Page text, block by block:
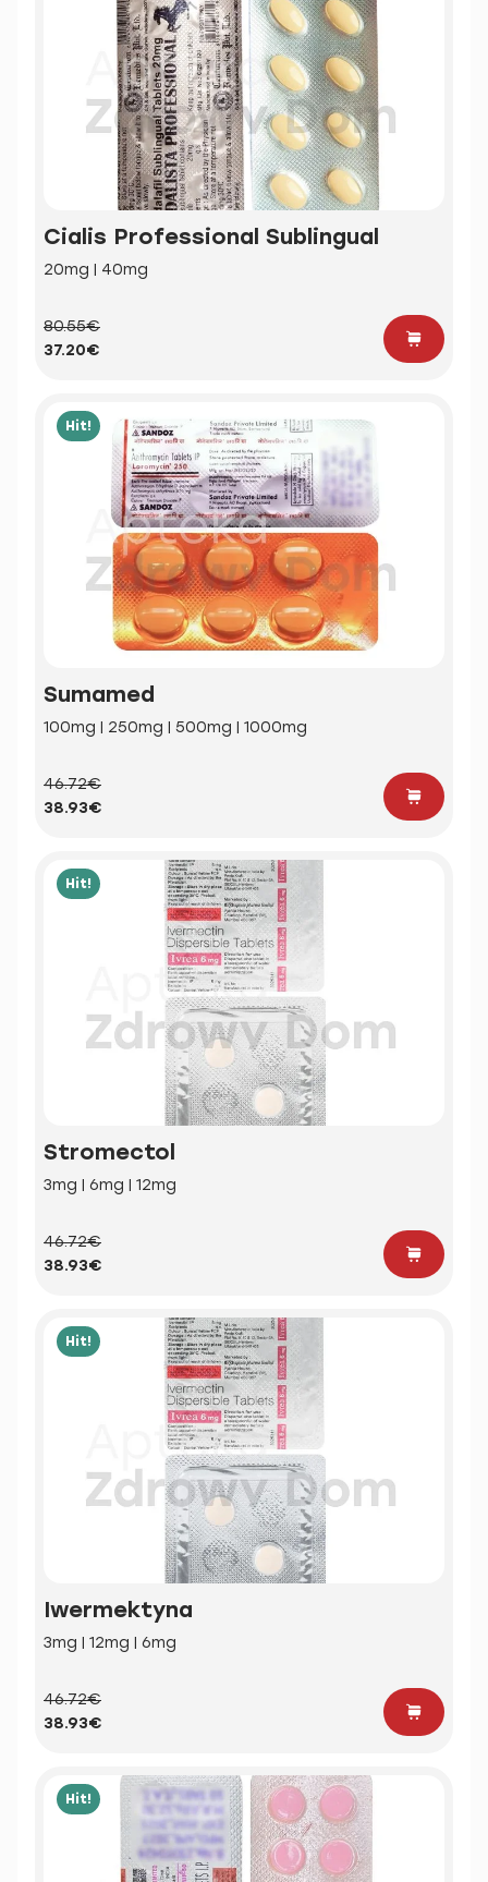
Cialis Professional Sublingual
20mg | 40mg
80.55€
37.20€
Hit!
Sumamed
100mg | 250mg | 500mg | 1000mg
46.72€
38.93€
Hit!
Stromectol
3mg | 6mg | 12mg
46.72€
38.93€
Hit!
Iwermektyna
3mg | 12mg | 6mg
46.72€
38.93€
Hit!